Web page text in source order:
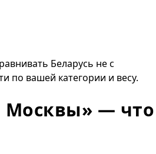
Беларусь не с
по вашей категории и весу.
Москвы» — что